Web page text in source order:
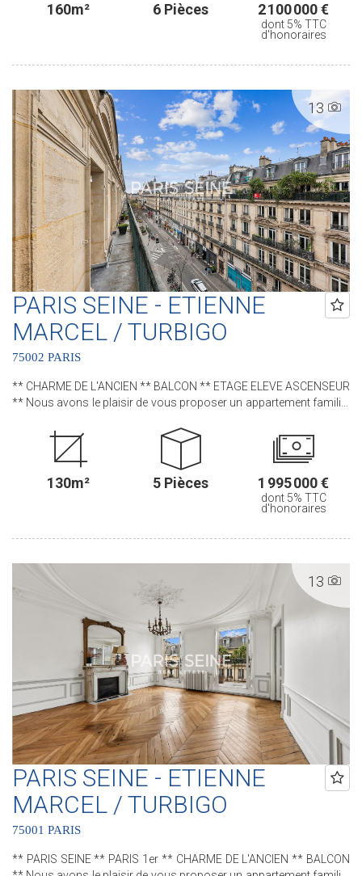
l'ANCIEN avec ses moulures, son parquet en pointe de Hongrie,
ses cheminées et ses MAGNIFIQUES VOLUMES (3m de hauteur
équipée, trois chambres (possibilité d'une quatrième chambre),
deux salles de douches, une buanderie avec un water-closet et un
water-closet indépendant. Une cave en sous-sol complète ce bien.
.............................................. Le Groupe PARIS SEINE, c'est 5 Agences au
Coeur de Paris !! et 3 Agences dans le 6ème arrondissement :
Agence Cherche-Midi - 59 rue du Cherche-Midi - PARIS 6 Agence
Sèvres/Vaneau - 85 rue de Sèvres - PARIS 6 Agence Rennes/Saint-
Germain - 83 rue de Rennes - PARIS 6 (ACHAT - VENTE - LOCATION
- GESTION - SUCCESSION - ÉVALUATION OFFERTE SOUS 24 H).
160m² 6 Pièces 2 100 000 €
dont 5% TTC
d'honoraires
13
PARIS SEINE - ETIENNE
MARCEL / TURBIGO
75002 PARIS
** CHARME DE L'ANCIEN ** BALCON ** ETAGE ELEVE ASCENSEUR
** Nous avons le plaisir de vous proposer un appartement familial
de tout le CHARME et du CACHET de l'ANCIEN avec son parquet,
ses moulures et ses cheminées D'une superficie de 130 m² et
10m² de BALCON filant, ce bien situé au CINQUIEME ETAGE avec
ASCENSEUR comprend : une entrée, un séjour, une salle à manger,
une cuisine séparée, trois chambres, un bureau, une salle de bains,
une salle d'eau et des water-closets séparés. Deux caves
Saint-Roch - PARIS 1 Agence Cherche-Midi - 59 rue du Cherche-Midi
- PARIS 6 Agence Sèvres/Vaneau - 85 rue de Sèvres - PARIS 6
Agence Rennes/Saint-Germain - 83 rue de Rennes - PARIS 6
Agence Champ de Mars - 38 avenue de la Motte-Picquet - PARIS 7
(ACHAT - VENTE - LOCATION - GESTION - SUCCESSION -
ÉVALUATION OFFERTE SOUS 24 H).
130m² 5 Pièces 1 995 000 €
dont 5% TTC
d'honoraires
13
PARIS SEINE - ETIENNE
MARCEL / TURBIGO
75001 PARIS
** PARIS SEINE ** PARIS 1er ** CHARME DE L'ANCIEN ** BALCON